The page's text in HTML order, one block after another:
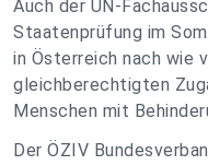
Auch der UN-
Staatenprüfung im
in Österreich nach wie
gleichberechtigten
Menschen mit
Der ÖZIV